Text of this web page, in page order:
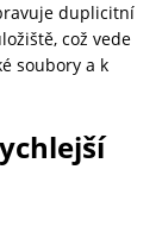
duplicitní
což vede
soubory a k